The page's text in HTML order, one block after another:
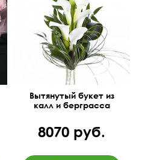
Вытянутый букет из
калл и берграсса
8070 руб.